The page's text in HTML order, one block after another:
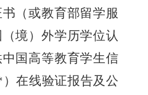
（或教育部留学服
境）外学历学位认
国高等教育学生信
）在线验证报告及公